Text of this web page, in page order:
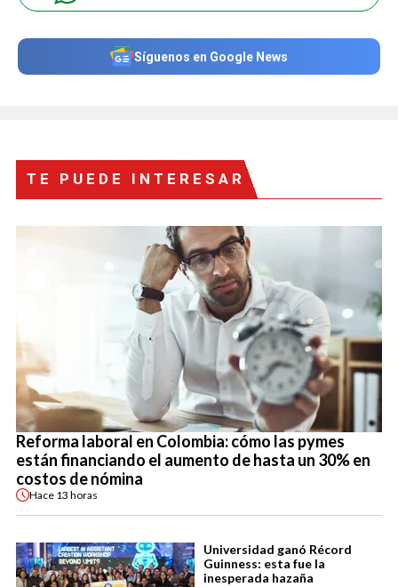
Síguenos en Google News
TE PUEDE INTERESAR
Reforma laboral en Colombia: cómo las pymes
están financiando el aumento de hasta un 30% en
costos de nómina
Hace 13 horas
Universidad ganó Récord
Guinness: esta fue la
inesperada hazaña